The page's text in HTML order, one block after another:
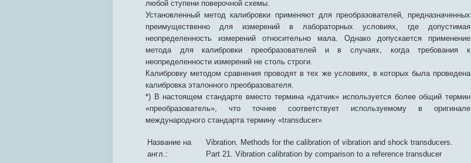
любой ступени поверочной схемы.
Установленный метод калибровки применяют для преобразователей, предназначенных
преимущественно для измерений в лабораторных условиях, где допустимая
неопределенность измерений относительно мала. Однако допускается применение
метода для калибровки преобразователей и в случаях, когда требования к
неопределенности измерений не столь строги.
Калибровку методом сравнения проводят в тех же условиях, в которых была проведена
калибровка эталонного преобразователя.
*) В настоящем стандарте вместо термина «датчик» используется более общий термин
«преобразователь», что точнее соответствует используемому в оригинале
международного стандарта термину «transducer»
Название на
англ.:
Vibration. Methods for the calibration of vibration and shock transducers.
Part 21. Vibration calibration by comparison to a reference transducer